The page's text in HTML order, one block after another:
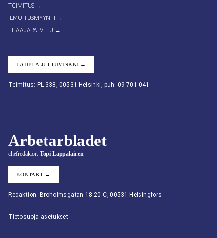
TOIMITUS →
ILMOITUSMYYNTI →
TILAAJAPALVELU →
LÄHETÄ JUTTUVINKKI →
Toimitus: PL 338, 00531 Helsinki, puh. 09 701 041
Arbetarbladet
chefredaktör: Topi Lappalainen
KONTAKT →
Redaktion: Broholmsgatan 18-20 C, 00531 Helsingfors
Tietosuoja-asetukset